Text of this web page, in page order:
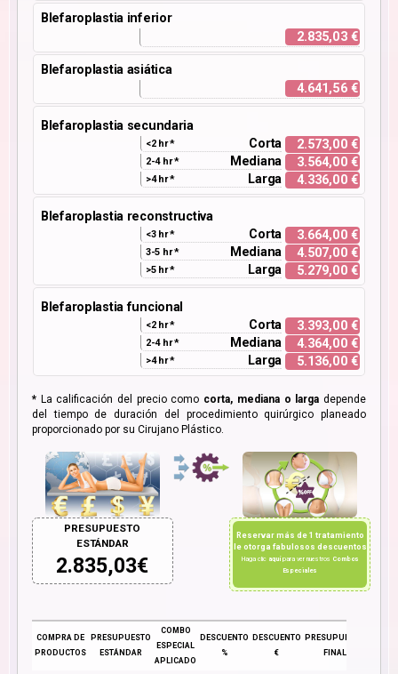
Blefaroplastia inferior
2.835,03 €
Blefaroplastia asiática
4.641,56 €
Blefaroplastia secundaria
<2 hr * Corta 2.573,00 €
2-4 hr * Mediana 3.564,00 €
>4 hr * Larga 4.336,00 €
Blefaroplastia reconstructiva
<3 hr * Corta 3.664,00 €
3-5 hr * Mediana 4.507,00 €
>5 hr * Larga 5.279,00 €
Blefaroplastia funcional
<2 hr * Corta 3.393,00 €
2-4 hr * Mediana 4.364,00 €
>4 hr * Larga 5.136,00 €
* La calificación del precio como corta, mediana o larga depende
del tiempo de duración del procedimiento quirúrgico planeado
proporcionado por su Cirujano Plástico.
PRESUPUESTO
ESTÁNDAR
2.835,03€
Reservar más de 1 tratamiento
le otorga fabulosos descuentos
Haga clic aquípara ver nuestros Combos
Especiales
COMPRA DE
PRODUCTOS
PRESUPUESTO
ESTÁNDAR
COMBO
ESPECIAL
APLICADO
DESCUENTO
%
DESCUENTO
€
PRESUPUESTO
FINAL